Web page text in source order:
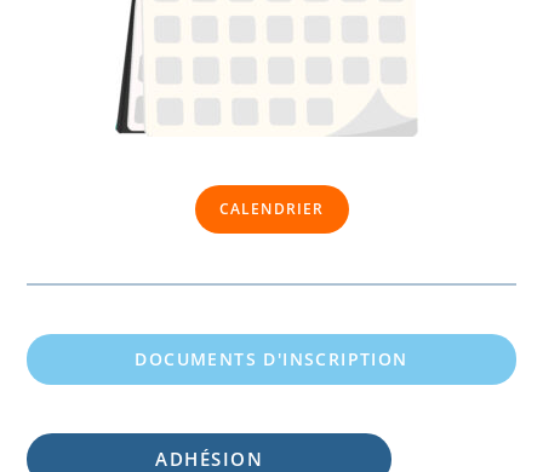
CALENDRIER
DOCUMENTS D'INSCRIPTION
ADHÉSION